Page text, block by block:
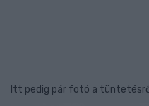
Itt pedig pár fotó a